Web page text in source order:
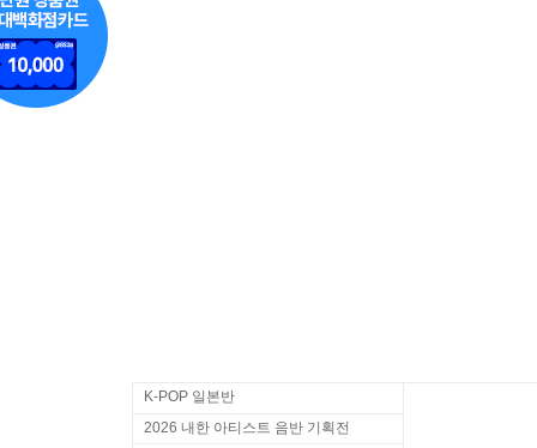
K-POP 일본반
2026 내한 아티스트 음반 기획전